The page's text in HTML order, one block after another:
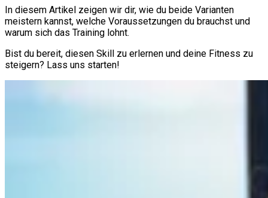
In diesem Artikel zeigen wir dir, wie du beide Varianten
meistern kannst, welche Voraussetzungen du brauchst und
warum sich das Training lohnt.
Bist du bereit, diesen Skill zu erlernen und deine Fitness zu
steigern? Lass uns starten!